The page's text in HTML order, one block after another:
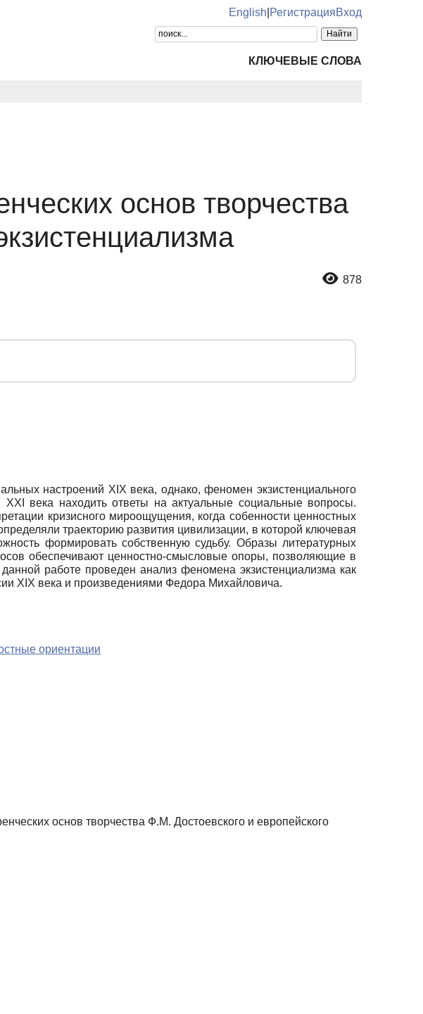
English РегистрацияВход
КЛЮЧЕВЫЕ СЛОВА
основ творчества
878
настроений XIX века, однако, феномен экзистенциального
века находить ответы на актуальные социальные вопросы.
кризисного мироощущения, когда собенности ценностных
траекторию развития цивилизации, в которой ключевая
формировать собственную судьбу. Образы литературных
обеспечивают ценностно-смысловые опоры, позволяющие в
работе проведен анализ феномена экзистенциализма как
XIX века и произведениями Федора Михайловича.
ориентации
основ творчества Ф.М. Достоевского и европейского